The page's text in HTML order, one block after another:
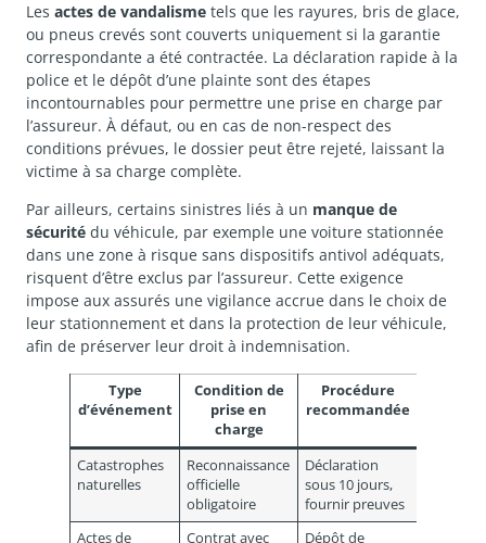
Les actes de vandalisme tels que les rayures, bris de glace,
ou pneus crevés sont couverts uniquement si la garantie
correspondante a été contractée. La déclaration rapide à la
police et le dépôt d’une plainte sont des étapes
incontournables pour permettre une prise en charge par
l’assureur. À défaut, ou en cas de non-respect des
conditions prévues, le dossier peut être rejeté, laissant la
victime à sa charge complète.
Par ailleurs, certains sinistres liés à un manque de
sécurité du véhicule, par exemple une voiture stationnée
dans une zone à risque sans dispositifs antivol adéquats,
risquent d’être exclus par l’assureur. Cette exigence
impose aux assurés une vigilance accrue dans le choix de
leur stationnement et dans la protection de leur véhicule,
afin de préserver leur droit à indemnisation.
Type
d’événement
Condition de
prise en
charge
Procédure
recommandée
Catastrophes
naturelles
Reconnaissance
officielle
obligatoire
Déclaration
sous 10 jours,
fournir preuves
Actes de
Contrat avec Dépôt de